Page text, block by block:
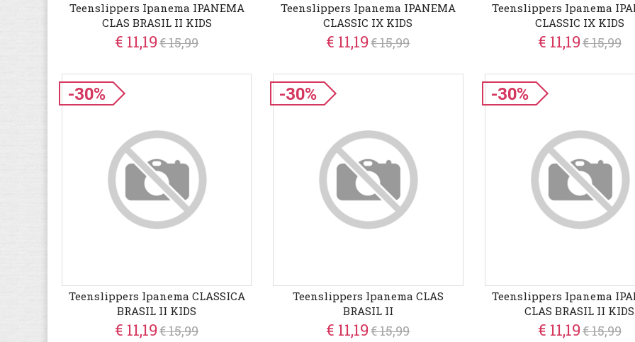
Teenslippers Ipanema IPANEMA
CLAS BRASIL II KIDS
€ 11,19€ 15,99
Teenslippers Ipanema IPANEMA
CLASSIC IX KIDS
€ 11,19€ 15,99
Teenslippers Ipanema
CLASSIC IX KIDS
€ 11,19€ 15,99
-30%
Teenslippers Ipanema CLASSICA
BRASIL II KIDS
€ 11,19€ 15,99
-30%
Teenslippers Ipanema CLAS
BRASIL II
€ 11,19€ 15,99
-30%
Teenslippers Ipanema
CLAS BRASIL II KIDS
€ 11,19€ 15,99